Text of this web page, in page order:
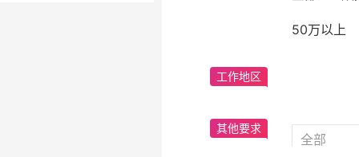
50万以上
工作地区
其他要求